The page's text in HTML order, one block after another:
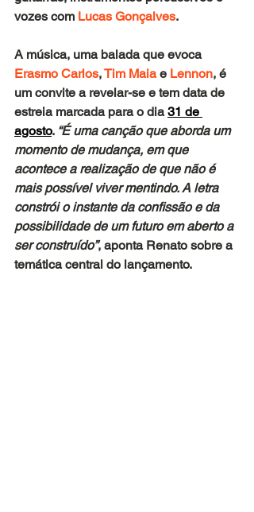
vozes com Lucas Gonçalves.
A música, uma balada que evoca
Erasmo Carlos, Tim Maia e Lennon, é
um convite a revelar-se e tem data de
estreia marcada para o dia 31 de
agosto. “É uma canção que aborda um
momento de mudança, em que
acontece a realização de que não é
mais possível viver mentindo. A letra
constrói o instante da confissão e da
possibilidade de um futuro em aberto a
ser construído”, aponta Renato sobre a
temática central do lançamento.